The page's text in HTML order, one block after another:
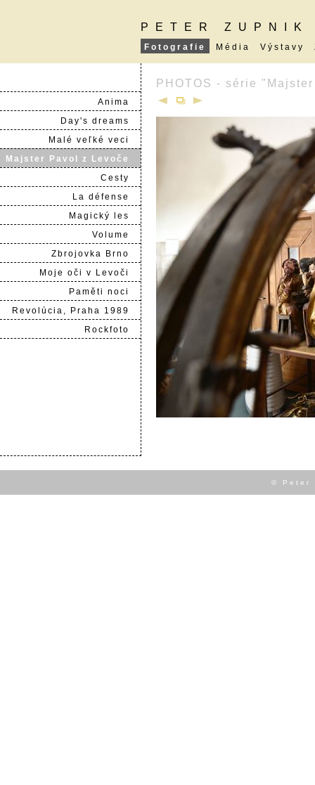
PETER ZUPNIK
Fotografie Média Výstavy
Anima
Day's dreams
Malé veľké veci
Majster Pavol z Levoče
Cesty
La défense
Magický les
Volume
Zbrojovka Brno
Moje oči v Levoči
Paměti noci
Revolúcia, Praha 1989
Rockfoto
PHOTOS - série
© Peter